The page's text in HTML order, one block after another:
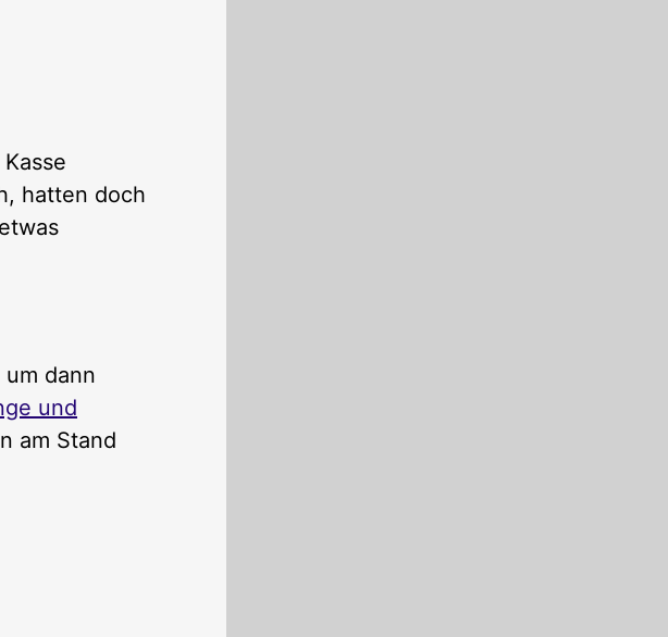
hatten doch
dann
und
am Stand